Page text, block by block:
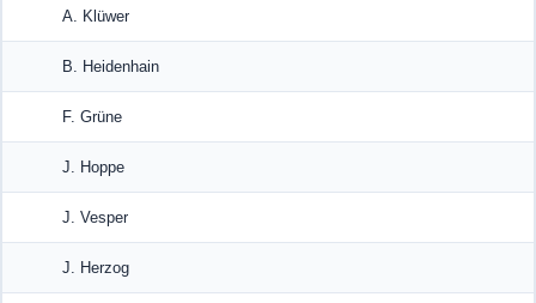
A. Klüwer
B. Heidenhain
F. Grüne
J. Hoppe
J. Vesper
J. Herzog